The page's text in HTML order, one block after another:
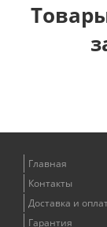
Главная
Контакты
Доставка и
Гарантия